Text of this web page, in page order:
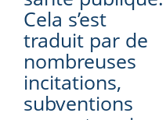
Cela s’est
traduit par de
nombreuses
incitations,
subventions